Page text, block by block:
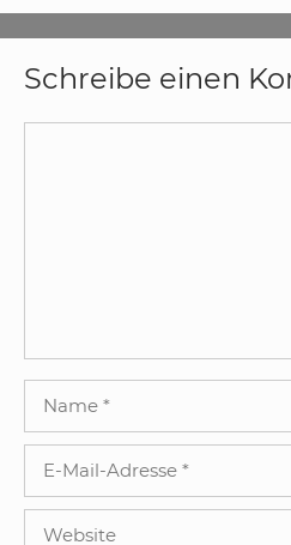
Schreibe einen
Adresse